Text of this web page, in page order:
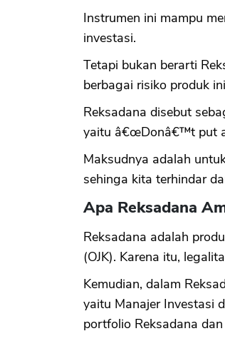
Instrumen ini mampu
investasi.
Tetapi bukan berarti
berbagai risiko produk
Reksadana disebut
yaitu â€œDonâ€™t put
Maksudnya adalah
sehinga kita terhindar
Apa Reksadana
Reksadana adalah
(OJK). Karena itu,
Kemudian, dalam
yaitu Manajer Investasi
portfolio Reksadana